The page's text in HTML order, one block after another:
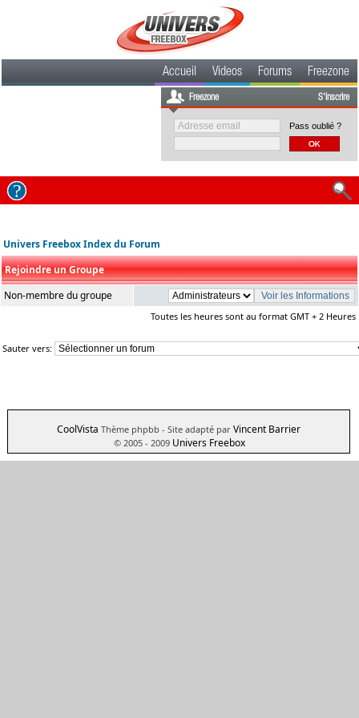
Accueil Videos Forums Freezone
Freezone S'inscrire
Pass oublié ?
Univers Freebox Index du Forum
Rejoindre un Groupe
Non-membre du groupe
Toutes les heures sont au format GMT + 2 Heures
Sauter vers:
CoolVista Thème phpbb - Site adapté par Vincent Barrier
© 2005 - 2009 Univers Freebox